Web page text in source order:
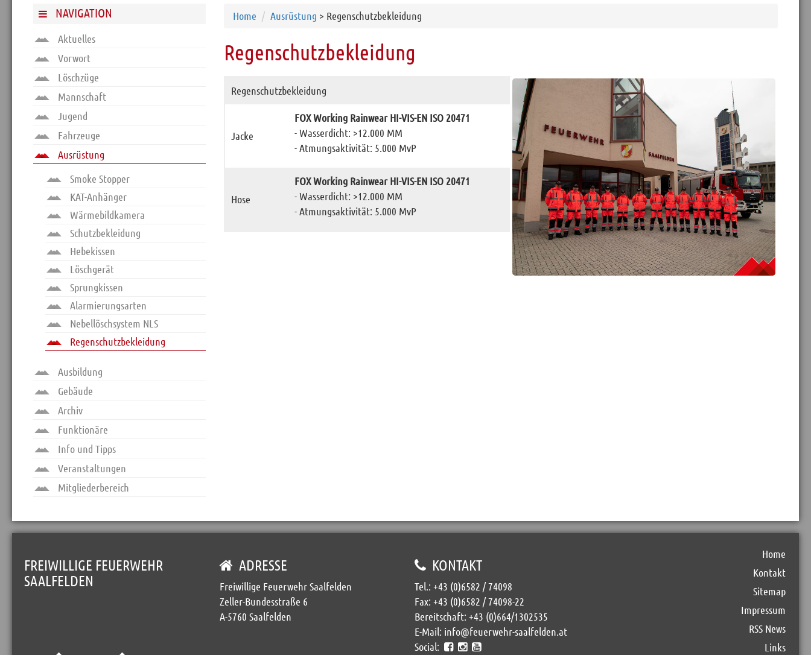
Gebäude
Veranstaltungen
Home
Kontakt
Sitemap
Impressum
RSS News
Links
Datenschutz
NAVIGATION
Aktuelles
Vorwort
Löschzüge
Mannschaft
Jugend
Fahrzeuge
Ausrüstung
Smoke Stopper
KAT-Anhänger
Wärmebildkamera
Schutzbekleidung
Hebekissen
Löschgerät
Sprungkissen
Alarmierungsarten
Nebellöschsystem NLS
Regenschutzbekleidung
Ausbildung
Gebäude
Archiv
Funktionäre
Info und Tipps
Veranstaltungen
Mitgliederbereich
Home Ausrüstung > Regenschutzbekleidung
Regenschutzbekleidung
Regenschutzbekleidung
Jacke
FOX Working Rainwear HI-VIS-EN ISO 20471
- Wasserdicht: >12.000 MM
- Atmungsaktivität: 5.000 MvP
Hose
FOX Working Rainwear HI-VIS-EN ISO 20471
- Wasserdicht: >12.000 MM
- Atmungsaktivität: 5.000 MvP
FREIWILLIGE FEUERWEHR
SAALFELDEN
ADRESSE
Freiwillige Feuerwehr Saalfelden
Zeller-Bundesstraße 6
A-5760 Saalfelden
KONTAKT
Tel.: +43 (0)6582 / 74098
Fax: +43 (0)6582 / 74098-22
Bereitschaft: +43 (0)664/1302535
E-Mail: info@feuerwehr-saalfelden.at
Social:
Home
Kontakt
Sitemap
Impressum
RSS News
Links